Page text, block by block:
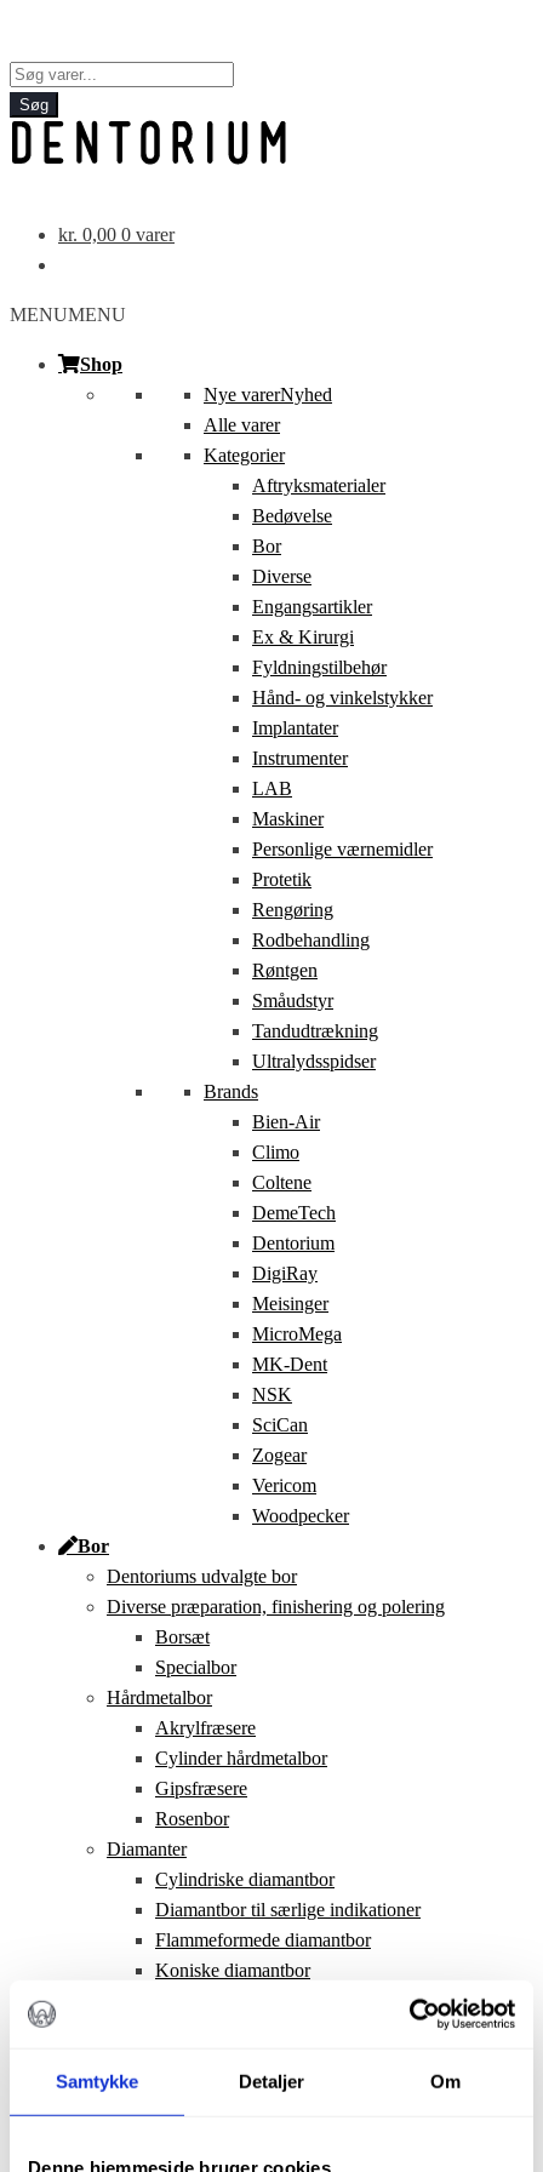
Samtykke Detaljer Om
Denne hjemmeside bruger cookies
Products
search
Søg
kr. 0,00 0 varer
MENUMENU
Shop
Nye varerNyhed
Alle varer
Kategorier
Aftryksmaterialer
Bedøvelse
Bor
Diverse
Engangsartikler
Ex & Kirurgi
Fyldningstilbehør
Hånd- og vinkelstykker
Implantater
Instrumenter
LAB
Maskiner
Personlige værnemidler
Protetik
Rengøring
Rodbehandling
Røntgen
Småudstyr
Tandudtrækning
Ultralydsspidser
Brands
Bien-Air
Climo
Coltene
DemeTech
Dentorium
DigiRay
Meisinger
MicroMega
MK-Dent
NSK
SciCan
Zogear
Vericom
Woodpecker
Bor
Dentoriums udvalgte bor
Diverse præparation, finishering og polering
Borsæt
Specialbor
Hårdmetalbor
Akrylfræsere
Cylinder hårdmetalbor
Gipsfræsere
Rosenbor
Diamanter
Cylindriske diamantbor
Diamantbor til særlige indikationer
Flammeformede diamantbor
Koniske diamantbor
Pæreformede diamantbor
Diamantbor til særlige indikationer